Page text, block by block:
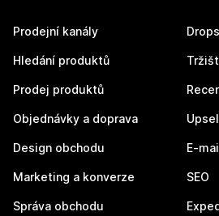
Prodejní kanály
Hledání produktů
Prodej produktů
Objednávky a doprava
Design obchodu
Marketing a konverze
Správa obchodu
E-
SEO